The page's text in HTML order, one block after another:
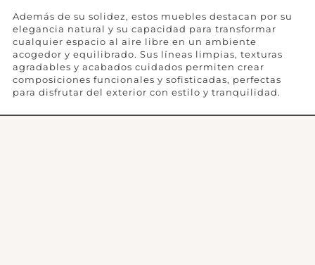
Además de su solidez, estos muebles destacan por su
elegancia natural y su capacidad para transformar
cualquier espacio al aire libre en un ambiente
acogedor y equilibrado. Sus líneas limpias, texturas
agradables y acabados cuidados permiten crear
composiciones funcionales y sofisticadas, perfectas
para disfrutar del exterior con estilo y tranquilidad.